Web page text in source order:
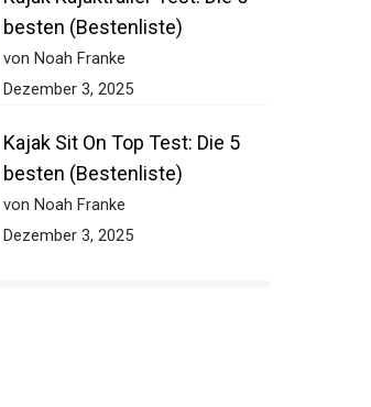
besten (Bestenliste)
von Noah Franke
Dezember 3, 2025
Kajak Sit On Top Test: Die 5
besten (Bestenliste)
von Noah Franke
Dezember 3, 2025